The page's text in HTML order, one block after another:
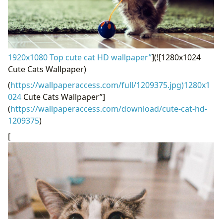
1920x1080 Top cute cat HD wallpaper”](![1280x1024
Cute Cats Wallpaper)
(https://wallpaperaccess.com/full/1209375.jpg)1280x1
024 Cute Cats Wallpaper”]
(https://wallpaperaccess.com/download/cute-cat-hd-
1209375)
[